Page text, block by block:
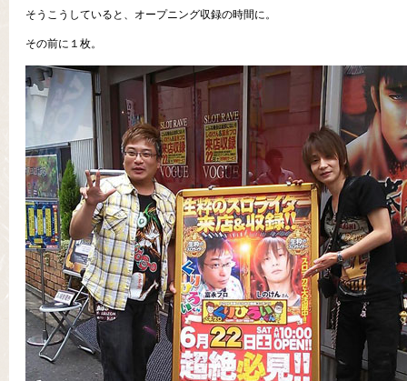
そうこうしていると、オープニング収録の時間に。
その前に１枚。